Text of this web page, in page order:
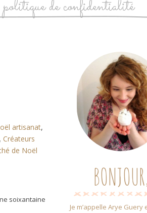
politique de confidentialité
artisanat,
,Créateurs
de Noël
soixantaine
Je m’appelle Arye Guery